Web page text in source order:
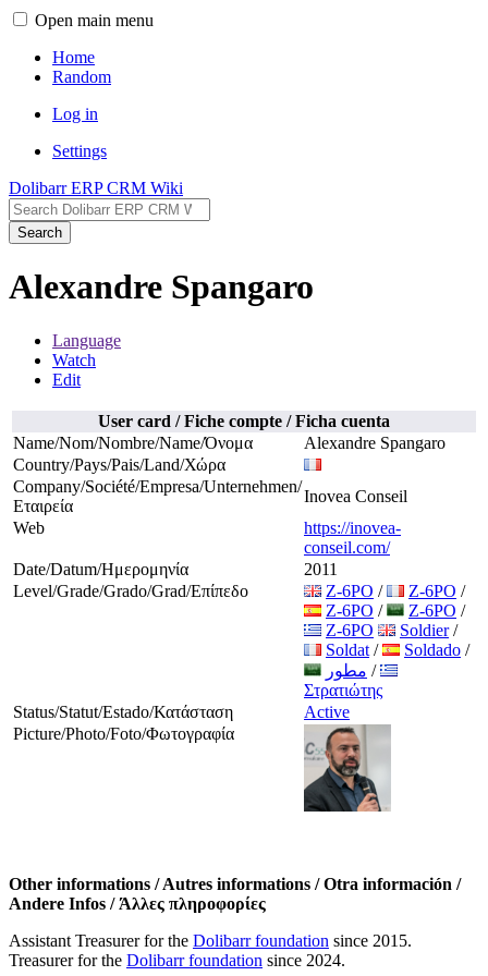
Open main menu
Home
Random
Log in
Settings
Dolibarr ERP CRM Wiki
Search
Alexandre Spangaro
Language
Watch
Edit
User card / Fiche compte / Ficha cuenta
Name/Nom/Nombre/Name/Όνομα
Alexandre Spangaro
Country/Pays/Pais/Land/Χώρα
Company/Société/Empresa/Unternehmen/
Εταιρεία
Inovea Conseil
Web
https://inovea-
conseil.com/
Date/Datum/Ημερομηνία
2011
Level/Grade/Grado/Grad/Επίπεδο
Z-6PO / Z-6PO /
Z-6PO / Z-6PO /
Z-6PO
Soldier/
Soldat / Soldado /
مطور /
Στρατιώτης
Status/Statut/Estado/Κατάσταση
Active
Picture/Photo/Foto/Φωτογραφία
Other informations / Autres informations / Otra información /
Andere Infos / Άλλες πληροφορίες
Assistant Treasurer for the Dolibarr foundation since 2015.
Treasurer for the Dolibarr foundation since 2024.